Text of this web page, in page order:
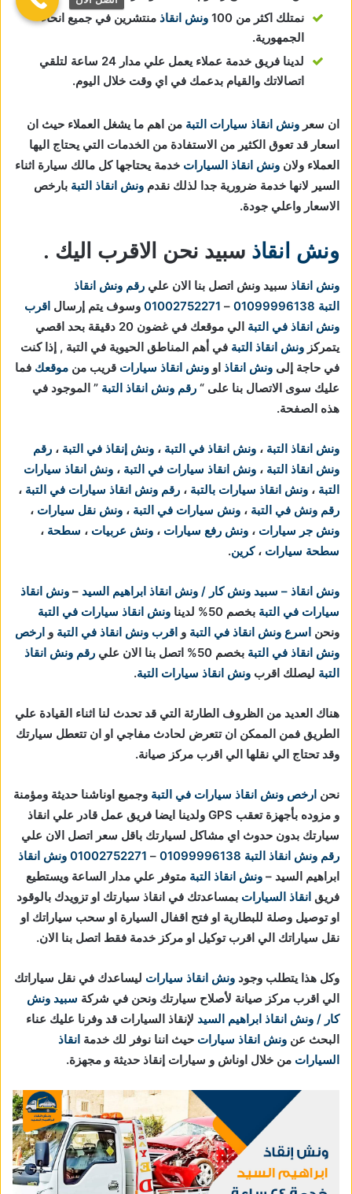
نمتلك اكثر من 100
ونش انقاذ منتشرين في جميع انحاء
الجمهورية.
لدينا فريق خدمة عملاء يعمل علي مدار 24 ساعة لتلقي
اتصالاتك والقيام بدعمك في اي وقت خلال اليوم.
ان سعر ونش انقاذ سيارات التبة من اهم ما يشغل العملاء حيث ان
اسعار قد تعوق الكثير من الاستفادة من الخدمات التي يحتاج اليها
العملاء ولان ونش انقاذ السيارات خدمة يحتاجها كل مالك سيارة اثناء
السير لانها خدمة ضرورية جدا لذلك نقدم ونش انقاذ التبة بارخص
الاسعار واعلي جودة.
ونش انقاذ سبيد نحن الاقرب اليك .
ونش انقاذ سبيد ونش اتصل بنا الان علي رقم ونش انقاذ
التبة 01099996138
–
01002752271 وسوف يتم إرسال اقرب
ونش انقاذ في التبة
الي موقعك في غضون 20 دقيقة بحد اقصي
يتمركز ونش انقاذ التبة في أهم المناطق الحيوية في التبة , إذا كنت
في حاجة إلى ونش انقاذ او ونش انقاذ سيارات قريب من موقعك فما
عليك سوى الاتصال بنا على “ رقم ونش انقاذ التبة ” الموجود في
هذه الصفحة.
ونش انقاذ التبة ، ونش انقاذ في التبة ، ونش إنقاذ في التبة ، رقم
ونش انقاذ التبة ، ونش انقاذ سيارات في التبة ، ونش انقاذ سيارات
التبة ، ونش انقاذ سيارات بالتبة ، رقم ونش انقاذ سيارات في التبة ،
رقم ونش في التبة ، ونش سيارات في التبة ، ونش نقل سيارات ،
ونش جر سيارات ، ونش رفع سيارات ، ونش عربيات ، سطحة ،
سطحة سيارات ،كرين.
ونش انقاذ – سبيد ونش كار / ونش انقاذ ابراهيم السيد – ونش انقاذ
سيارات في التبة بخصم 50% لدينا
ونش انقاذ سيارات في التبة
ونحن اسرع ونش انقاذ في التبة و اقرب ونش انقاذ في التبة و ارخص
ونش انقاذ في التبة بخصم 50% اتصل بنا الان علي
رقم ونش انقاذ
التبة ليصلك اقرب ونش انقاذ سيارات التبة.
هناك العديد من الظروف الطارئة التي قد تحدث لنا اثناء القيادة علي
الطريق فمن الممكن ان تتعرض لحادث مفاجي او ان تتعطل سيارتك
وقد تحتاج الي نقلها الي اقرب مركز صيانة.
نحن ارخص ونش انقاذ سيارات في التبة وجميع اوناشنا حديثة ومؤمنة
و مزوده بأجهزة تعقب GPS ولدينا ايضا فريق عمل قادر علي انقاذ
سيارتك بدون حدوث اي مشاكل لسيارتك باقل سعر اتصل الان علي
رقم ونش انقاذ التبة 01099996138
–
01002752271 ونش انقاذ
ابراهيم السيد – ونش انقاذ التبة متوفر علي مدار الساعة ويستطيع
فريق انقاذ السيارات بمساعدتك في انقاذ سيارتك او تزويدك بالوقود
او توصيل وصلة للبطارية او فتح اقفال السيارة او سحب سياراتك او
نقل سياراتك الي اقرب توكيل او مركز خدمة فقط اتصل بنا الان.
وكل هذا يتطلب وجود ونش انقاذ سيارات ليساعدك في نقل سياراتك
الي اقرب مركز صيانة لأصلاح سيارتك ونحن في شركة سبيد ونش
كار / ونش انقاذ ابراهيم السيد لإنقاذ السيارات قد وفرنا عليك عناء
البحث عن ونش انقاذ سيارات حيث اننا نوفر لك خدمة انقاذ
السيارات من خلال اوناش و سيارات إنقاذ حديثة و مجهزة.